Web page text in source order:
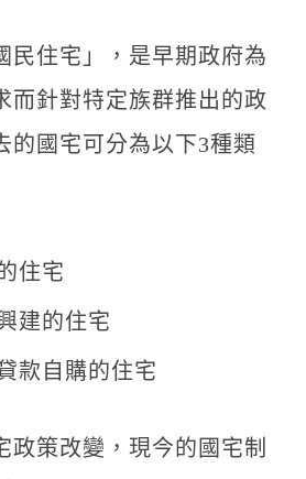
民住宅」，是早期政府為
而針對特定族群推出的政
的國宅可分為以下3種類
住宅
建的住宅
款自購的住宅
政策改變，現今的國宅制